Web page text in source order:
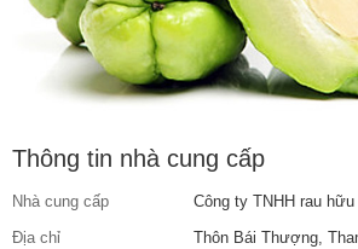
Thông tin nhà cung cấp
Nhà cung cấp
Công ty TNHH rau
Địa chỉ
Thôn Bái Thượng,